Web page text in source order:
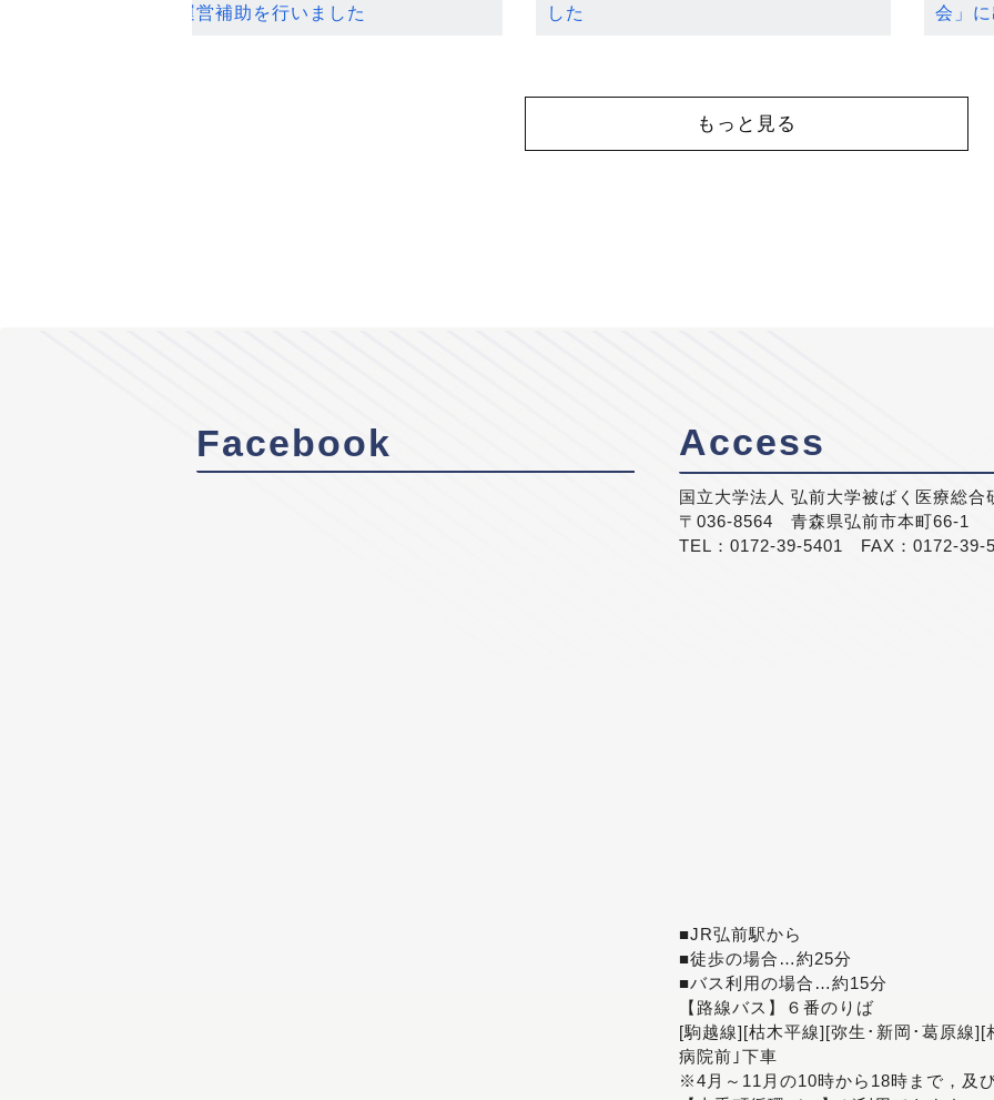
の運営補助を行いました
した
会」
もっと見る
Facebook Access
国立大学法人 弘前大学被ばく医療総合
〒036-8564 青森県弘前市本町66-1
TEL：0172-39-5401 FAX：0172-39-
■JR弘前駅から
■徒歩の場合…約25分
■バス利用の場合…約15分
【路線バス】６番のりば
[駒越線][枯木平線][弥生･新岡･葛原線
病院前｣下車
※4月～11月の10時から18時まで，及